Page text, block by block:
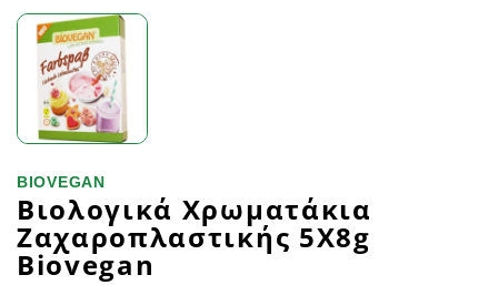
BIOVEGAN
Βιολογικά Χρωματάκια
Ζαχαροπλαστικής 5Χ8g
Biovegan